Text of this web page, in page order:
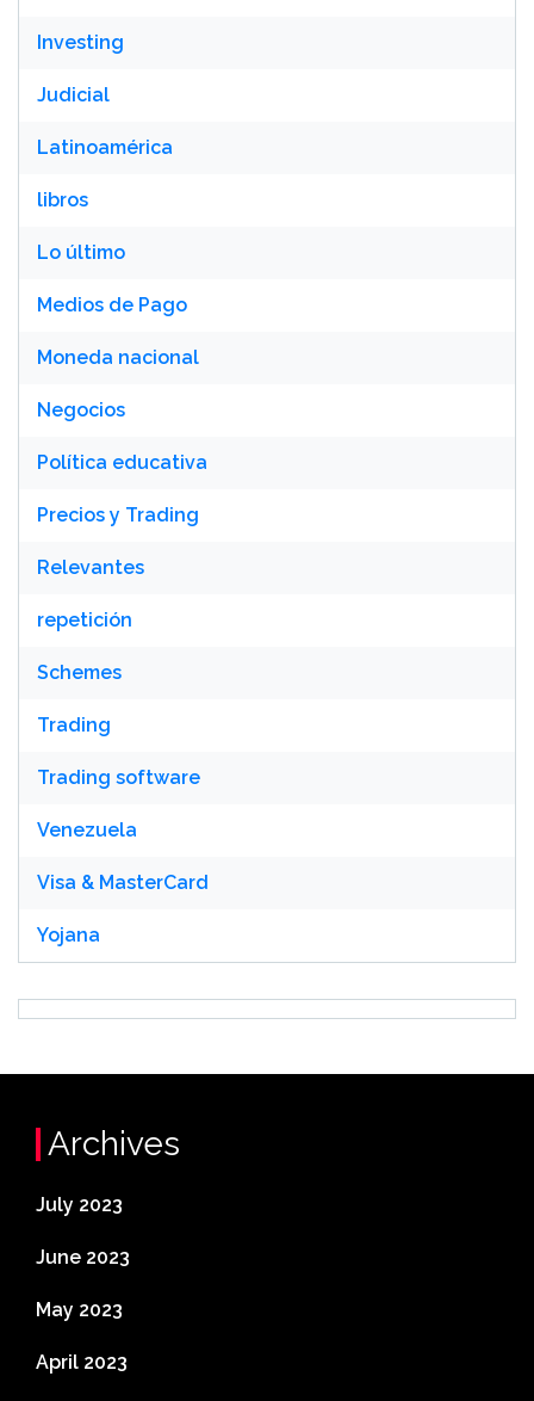
Investing
Judicial
Latinoamérica
libros
Lo último
Medios de Pago
Moneda nacional
Negocios
Política educativa
Precios y Trading
Relevantes
repetición
Schemes
Trading
Trading software
Venezuela
Visa & MasterCard
Yojana
Archives
July 2023
June 2023
May 2023
April 2023